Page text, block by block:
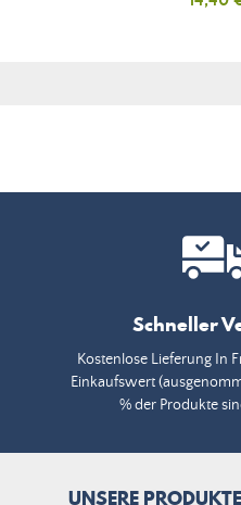
Schneller
Kostenlose Lieferung In
Einkaufswert
% der Produkte
UNSERE